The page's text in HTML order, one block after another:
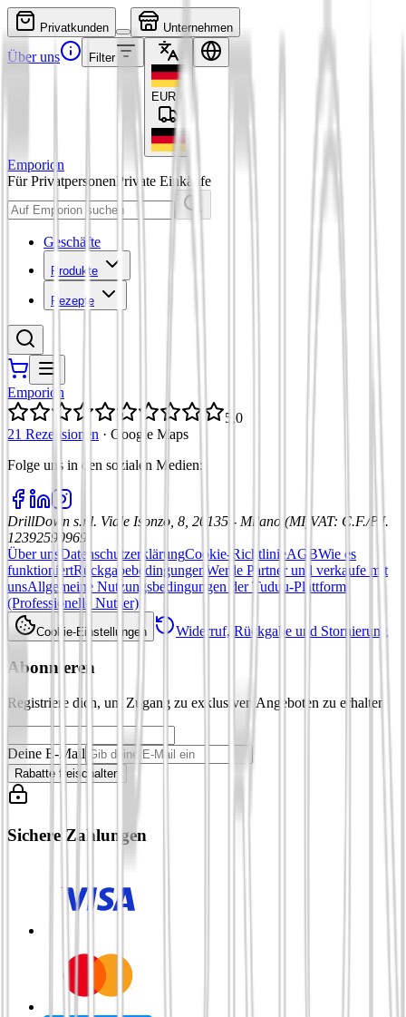
Privatkunden Unternehmen
Über uns Filter
EUR
Emporion
Für PrivatpersonenPrivate Einkäufe
Geschäfte
Produkte
Rezepte
Emporion
5,0
21 Rezensionen · Google Maps
Folge uns in den sozialen Medien:
DrillDown s.r.l. Viale Isonzo, 8, 20135 - Milano (MI) VAT: C.F./P.I.
12392590969
Über uns DatenschutzerklärungCookie-RichtlinieAGBWie es
funktioniertRückgabebedingungen Werde Partner und verkaufe mit
unsAllgemeine Nutzungsbedingungen der Tuduu-Plattform
(Professionelle Nutzer)
Cookie-Einstellungen Widerruf, Rückgabe und Stornierung
Abonnieren
Registriere dich, um Zugang zu exklusiven Angeboten zu erhalten
Deine E-Mail
Rabatte freischalten
Sichere Zahlungen